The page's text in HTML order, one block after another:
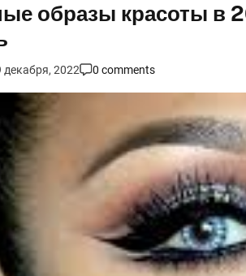
образы красоты в
декабря, 2022 0 comments